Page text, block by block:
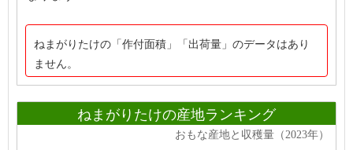
ねまがりたけの「作付面積」「出荷量」のデータはあり
ません。
ねまがりたけの産地ランキング
おもな産地と収穫量（2023年）